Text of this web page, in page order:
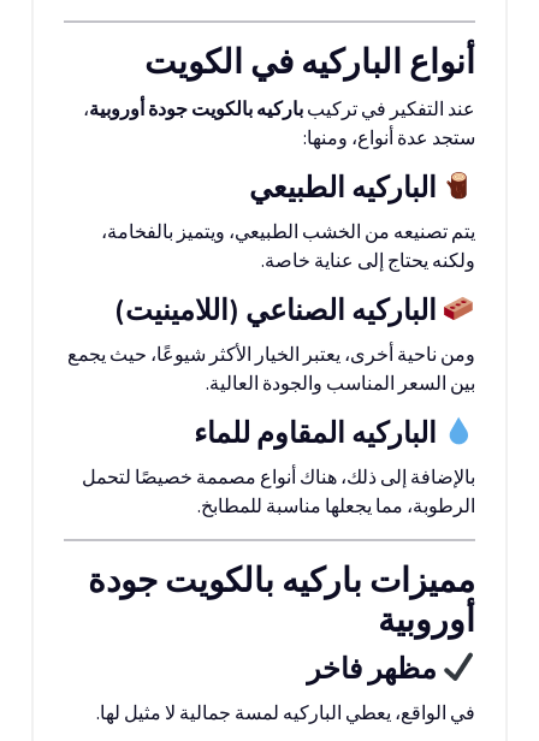
أنواع الباركيه في الكويت
عند التفكير في تركيب باركيه بالكويت جودة أوروبية،
ستجد عدة أنواع، ومنها:
الباركيه الطبيعي
يتم تصنيعه من الخشب الطبيعي، ويتميز بالفخامة،
ولكنه يحتاج إلى عناية خاصة.
الباركيه الصناعي (اللامينيت)
ومن ناحية أخرى، يعتبر الخيار الأكثر شيوعًا، حيث يجمع
بين السعر المناسب والجودة العالية.
الباركيه المقاوم للماء
بالإضافة إلى ذلك، هناك أنواع مصممة خصيصًا لتحمل
الرطوبة، مما يجعلها مناسبة للمطابخ.
مميزات باركيه بالكويت جودة
أوروبية
مظهر فاخر
في الواقع، يعطي الباركيه لمسة جمالية لا مثيل لها.